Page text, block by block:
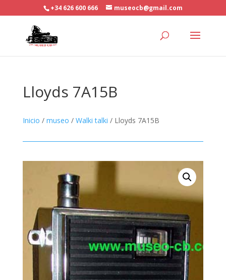
+34 626 600 666 museocb@gmail.com
Lloyds 7A15B
Inicio / museo / Walki talki / Lloyds 7A15B